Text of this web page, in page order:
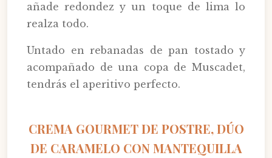
añade redondez y un toque de lima lo
realza todo.
Untado en rebanadas de pan tostado y
acompañado de una copa de Muscadet,
tendrás el aperitivo perfecto.
CREMA GOURMET DE POSTRE, DÚO
DE CARAMELO CON MANTEQUILLA